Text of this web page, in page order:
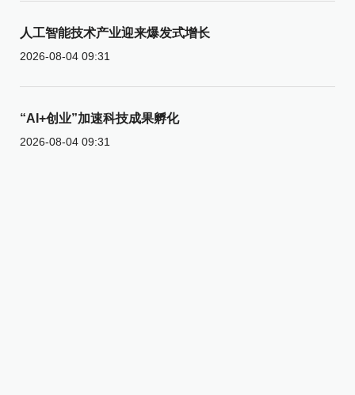
人工智能技术产业迎来爆发式增长
2026-08-04 09:31
“AI+创业”加速科技成果孵化
2026-08-04 09:31